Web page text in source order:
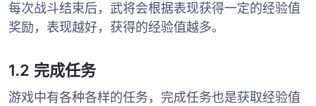
每次战斗结束后，武将会根据表现获得一定的经验值
奖励，表现越好，获得的经验值越多。
1.2 完成任务
游戏中有各种各样的任务，完成任务也是获取经验值